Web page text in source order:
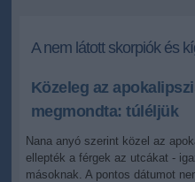
A nem látott skorpiók és
Közeleg az
megmondta: túléljük
Nana anyó szerint közel az
ellepték a férgek az utcákat -
másoknak. A pontos dátumot